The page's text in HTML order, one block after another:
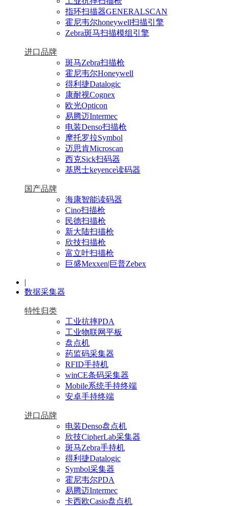
指环扫描器GENERALSCAN
霍尼韦尔honeywell扫描引擎
Zebra斑马扫描模组引擎
进口品牌
斑马Zebra扫描枪
霍尼韦尔Honeywell
得利捷Datalogic
康耐视Cognex
欧光Opticon
易腾迈Intermec
电装Denso扫描枪
摩托罗拉Symbol
迈思肯Microscan
西克Sick扫码器
基恩士keyence读码器
国产品牌
海康智能读码器
Cino扫描枪
民德扫描枪
新大陆扫描枪
欣技扫描枪
富立叶扫描枪
巨盛Mexxen|巨普Zebex
|
数据采集器
特性归类
工业抗摔PDA
工业物联网平板
盘点机
药监码采集器
RFID手持机
winCE条码采集器
Mobile系统手持终端
安卓手持终端
进口品牌
电装Denso盘点机
欣技CipherLab采集器
斑马Zebra手持机
得利捷Datalogic
Symbol采集器
霍尼韦尔PDA
易腾迈Intermec
卡西欧Casio盘点机